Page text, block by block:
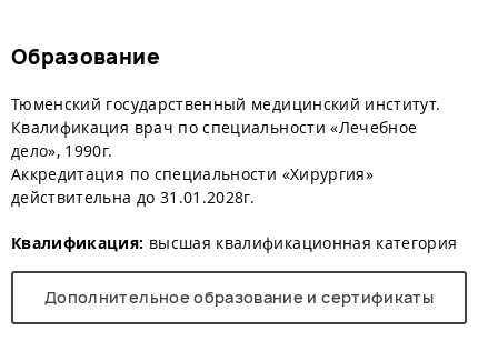
Образование
Тюменский государственный медицинский институт.
Квалификация врач по специальности «Лечебное
дело», 1990г.
Аккредитация по специальности «Хирургия»
действительна до 31.01.2028г.
Квалификация: высшая квалификационная категория
Дополнительное образование и сертификаты